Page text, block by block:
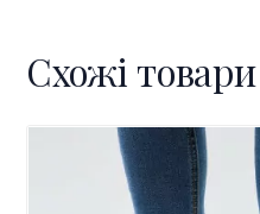
Схожі товари